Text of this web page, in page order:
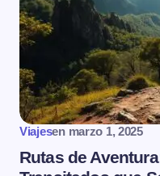
Viajesen marzo 1, 2025
Rutas de